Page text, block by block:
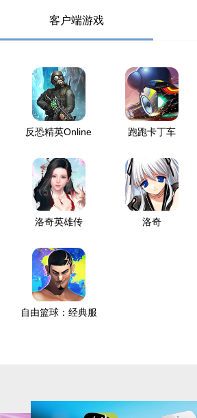
客户端游戏
反恐精英Online 跑跑卡丁车
洛奇英雄传 洛奇
自由篮球：经典服